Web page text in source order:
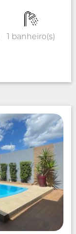
1 banheiro(s)